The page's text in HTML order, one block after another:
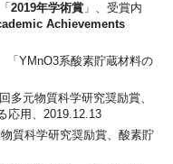
2019年学術賞 」、受賞内
Achievements
「YMnO3系酸素貯蔵材料の
多元物質科学研究奨励賞、
応用、2019.12.13
質科学研究奨励賞、酸素貯